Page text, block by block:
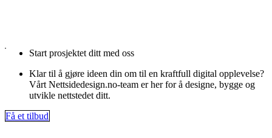
Start prosjektet ditt med oss
Klar til å gjøre ideen din om til en kraftfull digital opplevelse?
Vårt Nettsidedesign.no-team er her for å designe, bygge og
utvikle nettstedet ditt.
Få et tilbud